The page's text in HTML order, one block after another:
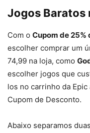
Jogos Baratos
Com o Cupom de 25%
escolher comprar um
74,99 na loja, como
escolher jogos que
los no carrinho da
Cupom de Desconto.
Abaixo separamos